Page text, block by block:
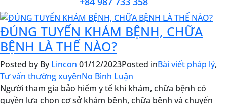
ĐÚNG TUYẾN KHÁM BỆNH, CHỮA
BỆNH LÀ THẾ NÀO?
Posted by ByLincon 01/12/2023Posted inBài viết pháp lý,
Tư vấn thường xuyênNo Bình Luận
Người tham gia bảo hiểm y tế khi khám, chữa bệnh có
quyền lựa chọn cơ sở khám bệnh, chữa bệnh và chuyển